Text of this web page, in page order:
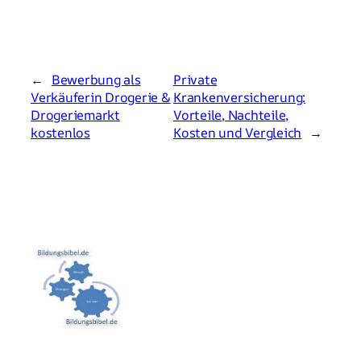
←
Bewerbung als
Verkäuferin Drogerie &
Drogeriemarkt
kostenlos
Private
Krankenversicherung:
Vorteile, Nachteile,
Kosten und Vergleich
→